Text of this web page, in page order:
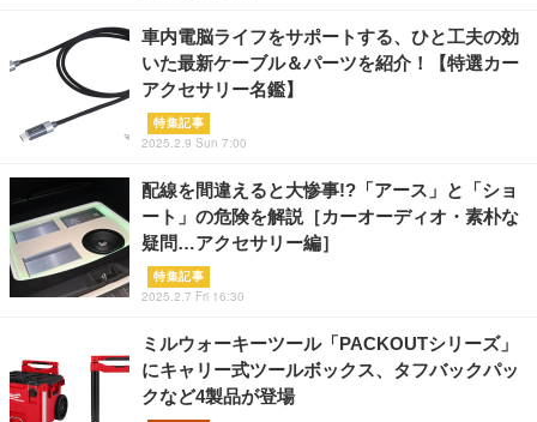
車内電脳ライフをサポートする、ひと工夫の効
いた最新ケーブル＆パーツを紹介！【特選カー
アクセサリー名鑑】
特集記事
2025.2.9 Sun 7:00
配線を間違えると大惨事!?「アース」と「ショ
ート」の危険を解説［カーオーディオ・素朴な
疑問…アクセサリー編］
特集記事
2025.2.7 Fri 16:30
ミルウォーキーツール「PACKOUTシリーズ」
にキャリー式ツールボックス、タフバックパッ
クなど4製品が登場